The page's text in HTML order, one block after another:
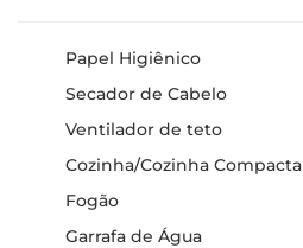
Papel Higiênico
Secador de Cabelo
Ventilador de teto
Cozinha/Cozinha Compacta
Fogão
Garrafa de Água